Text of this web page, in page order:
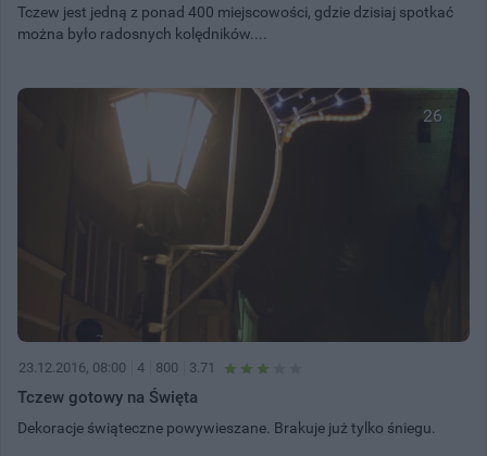
Tczew jest jedną z ponad 400 miejscowości, gdzie dzisiaj spotkać
można było radosnych kolędników....
26
23.12.2016, 08:00 4 800 3.71
Tczew gotowy na Święta
Dekoracje świąteczne powywieszane. Brakuje już tylko śniegu.